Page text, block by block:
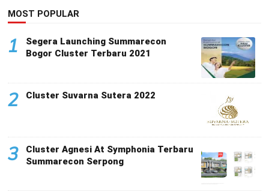
MOST POPULAR
1
Segera Launching Summarecon
Bogor Cluster Terbaru 2021
2 Cluster Suvarna Sutera 2022
3
Cluster Agnesi At Symphonia Terbaru
Summarecon Serpong